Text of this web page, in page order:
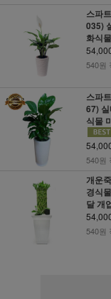
스파
035)
화식
540원
스파
67)
식물
540원
개운
경식
달 개
540원